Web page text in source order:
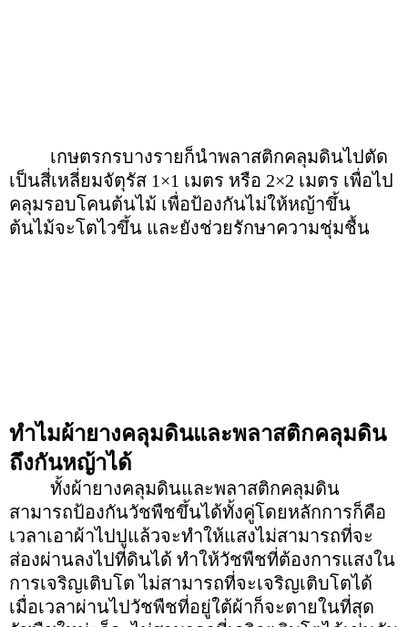
เกษตรกรบางรายก็นำพลาสติกคลุมดินไปตัด
เป็นสี่เหลี่ยมจัตุรัส 1×1 เมตร หรือ 2×2 เมตร เพื่อไป
คลุมรอบโคนต้นไม้ เพื่อป้องกันไม่ให้หญ้าขึ้น
ต้นไม้จะโตไวขึ้น และยังช่วยรักษาความชุ่มชื้น
ทำไมผ้ายางคลุมดินและพลาสติกคลุมดิน
ถึงกันหญ้าได้
ทั้งผ้ายางคลุมดินและพลาสติกคลุมดิน
สามารถป้องกันวัชพืชขึ้นได้ทั้งคู่โดยหลักการก็คือ
เวลาเอาผ้าไปปูแล้วจะทำให้แสงไม่สามารถที่จะ
ส่องผ่านลงไปที่ดินได้ ทำให้วัชพืชที่ต้องการแสงใน
การเจริญเติบโต ไม่สามารถที่จะเจริญเติบโตได้
เมื่อเวลาผ่านไปวัชพืชที่อยู่ใต้ผ้าก็จะตายในที่สุด